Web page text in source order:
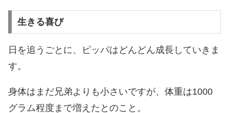
生きる喜び
日を追うごとに、ピッパはどんどん成長していきま
す。
身体はまだ兄弟よりも小さいですが、体重は1000
グラム程度まで増えたとのこと。